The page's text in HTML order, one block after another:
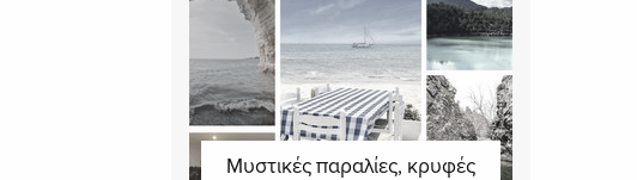
Μυστικές παραλίες, κρυφές